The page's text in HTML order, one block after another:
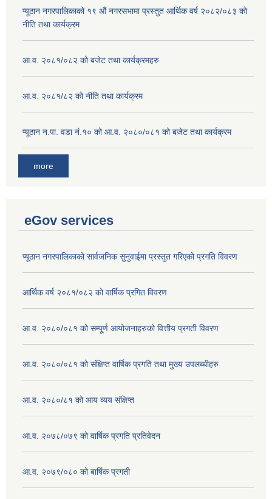
प्यूठान नगरपालिकाको १९ औं नगरसभामा प्रस्तुत आर्थिक वर्ष २०८२/०८३ को
नीति तथा कार्यक्रम
आ.व. २०८१/०८२ को बजेट तथा कार्यक्रमहरु
आ.व. २०८१/८२ को नीति तथा कार्यक्रम
प्यूठान न.पा. वडा नं.१० को आ.व. २०८०/०८१ को बजेट तथा कार्यक्रम
more
eGov services
प्यूठान नगरपालिकाको सार्वजनिक सुनुवाईमा प्रस्तुत गरिएको प्रगति विवरण
आर्थिक वर्ष २०८१/०८२ को वार्षिक प्रगित विवरण
आ.व. २०८०/०८१ को सम्पू्र्ण आयोजनाहरुको वित्तीय प्रगती विवरण
आ.व. २०८०/०८१ को संक्षिप्त वार्षिक प्रगति तथा मुख्य उपलब्धीहरु
आ.व. २०८०/८१ को आय व्यय संक्षिप्त
आ.व. २०७८/०७९ को वार्षिक प्रगति प्रतिवेदन
आ.व. २०७९/०८० को बार्षिक प्रगती